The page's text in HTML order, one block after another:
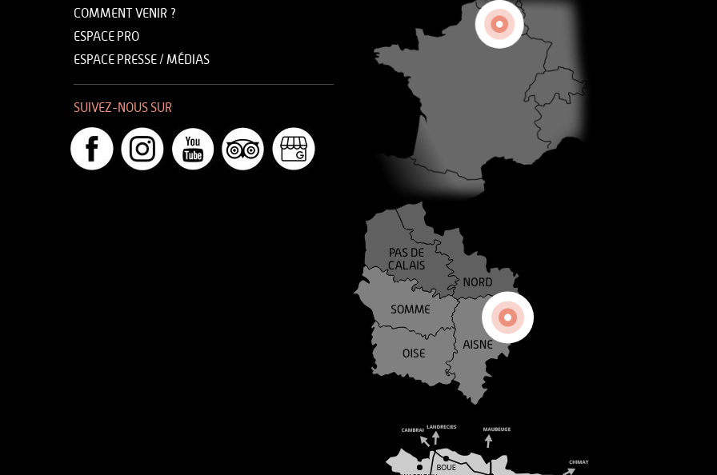
COMMENT VENIR ?
ESPACE PRO
ESPACE PRESSE / MÉDIAS
SUIVEZ-NOUS SUR